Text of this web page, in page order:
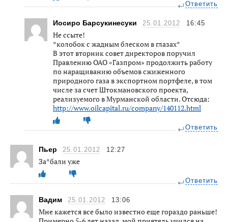
Ответить
Иосиро Барсукинесуки 25.01.2012 16:45
Не ссыте!
*колобок с жадным блеском в глазах*
В этот вторник совет директоров поручил
Правлению ОАО «Газпром» продолжить работу
по наращиванию объемов сжиженного
природного газа в экспортном портфеле, в том
числе за счет Штокмановского проекта,
реализуемого в Мурманской области. Отсюда:
http://www.oilcapital.ru/company/140112.html
Ответить
Пьер 25.01.2012 12:27
За*бали уже
Ответить
Вадим 25.01.2012 13:06
Мне кажется все было известно еще гораздо раньше!